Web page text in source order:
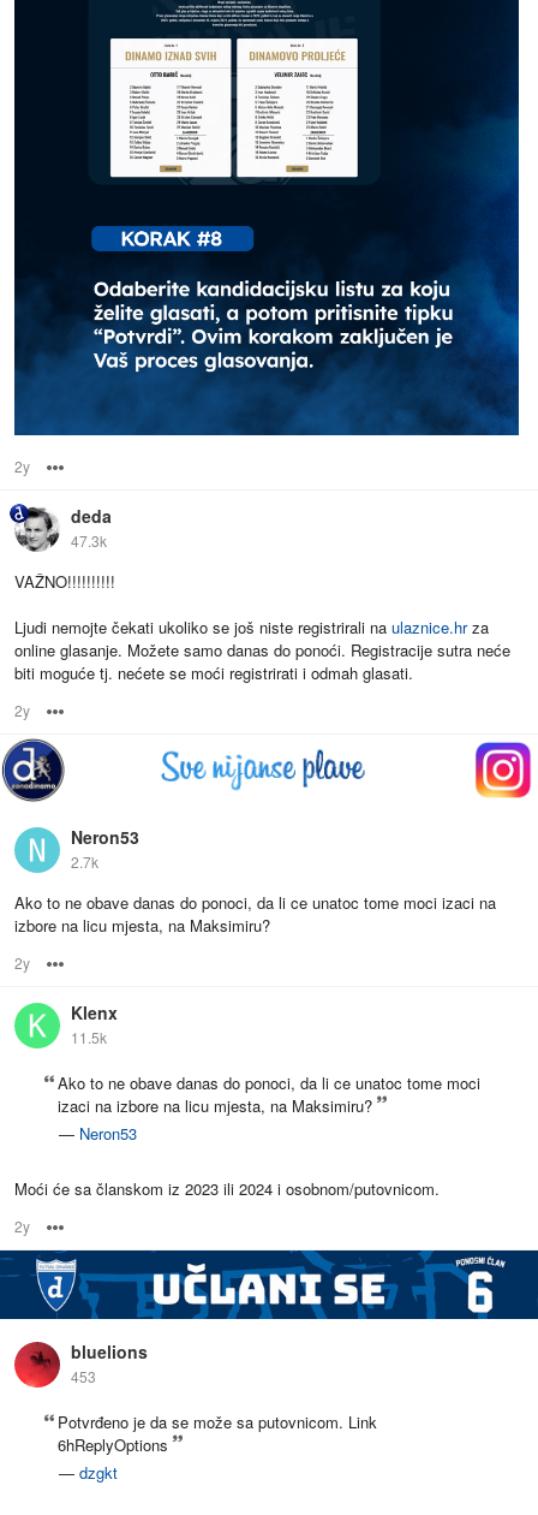
2y
deda
47.3k
VAŽNO!!!!!!!!!!
Ljudi nemojte čekati ukoliko se još niste registrirali na ulaznice.hrza
online glasanje. Možete samo danas do ponoći. Registracije sutra neće
biti moguće tj. nećete se moći registrirati i odmah glasati.
2y
Neron53
2.7k
Ako to ne obave danas do ponoci, da li ce unatoc tome moci izaci na
izbore na licu mjesta, na Maksimiru?
2y
Klenx
11.5k
Ako to ne obave danas do ponoci, da li ce unatoc tome moci
izaci na izbore na licu mjesta, na Maksimiru?
— Neron53
Moći će sa članskom iz 2023 ili 2024 i osobnom/putovnicom.
2y
bluelions
453
Potvrđeno je da se može sa putovnicom. Link
6hReplyOptions
— dzgkt